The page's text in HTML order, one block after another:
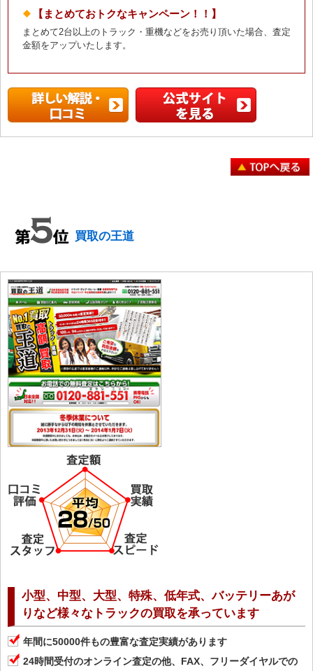
【まとめておトクなキャンペーン！！】
まとめて2台以上のトラック・重機などをお売り頂いた場合、査定
金額をアップいたします。
買取の王道
小型、中型、大型、特殊、低年式、バッテリーあが
りなど様々なトラックの買取を承っています
年間に50000件もの豊富な査定実績があります
24時間受付のオンライン査定の他、FAX、フリーダイヤルでの